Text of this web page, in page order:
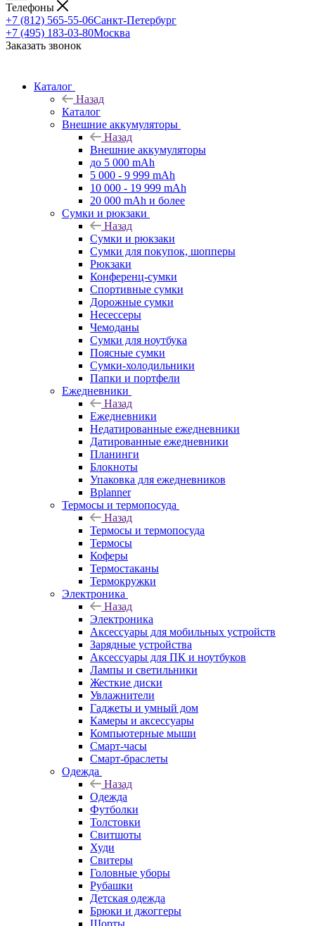
Телефоны
+7 (812) 565-55-06Санкт-Петербург
+7 (495) 183-03-80Москва
Заказать звонок
Каталог
Назад
Каталог
Внешние аккумуляторы
Назад
Внешние аккумуляторы
до 5 000 mAh
5 000 - 9 999 mAh
10 000 - 19 999 mAh
20 000 mAh и более
Сумки и рюкзаки
Назад
Сумки и рюкзаки
Сумки для покупок, шопперы
Рюкзаки
Конференц-сумки
Спортивные сумки
Дорожные сумки
Несессеры
Чемоданы
Сумки для ноутбука
Поясные сумки
Сумки-холодильники
Папки и портфели
Ежедневники
Назад
Ежедневники
Недатированные ежедневники
Датированные ежедневники
Планинги
Блокноты
Упаковка для ежедневников
Bplanner
Термосы и термопосуда
Назад
Термосы и термопосуда
Термосы
Коферы
Термостаканы
Термокружки
Электроника
Назад
Электроника
Аксессуары для мобильных устройств
Зарядные устройства
Аксессуары для ПК и ноутбуков
Лампы и светильники
Жесткие диски
Увлажнители
Гаджеты и умный дом
Камеры и аксессуары
Компьютерные мыши
Смарт-часы
Смарт-браслеты
Одежда
Назад
Одежда
Футболки
Толстовки
Свитшоты
Худи
Свитеры
Головные уборы
Рубашки
Детская одежда
Брюки и джоггеры
Шорты